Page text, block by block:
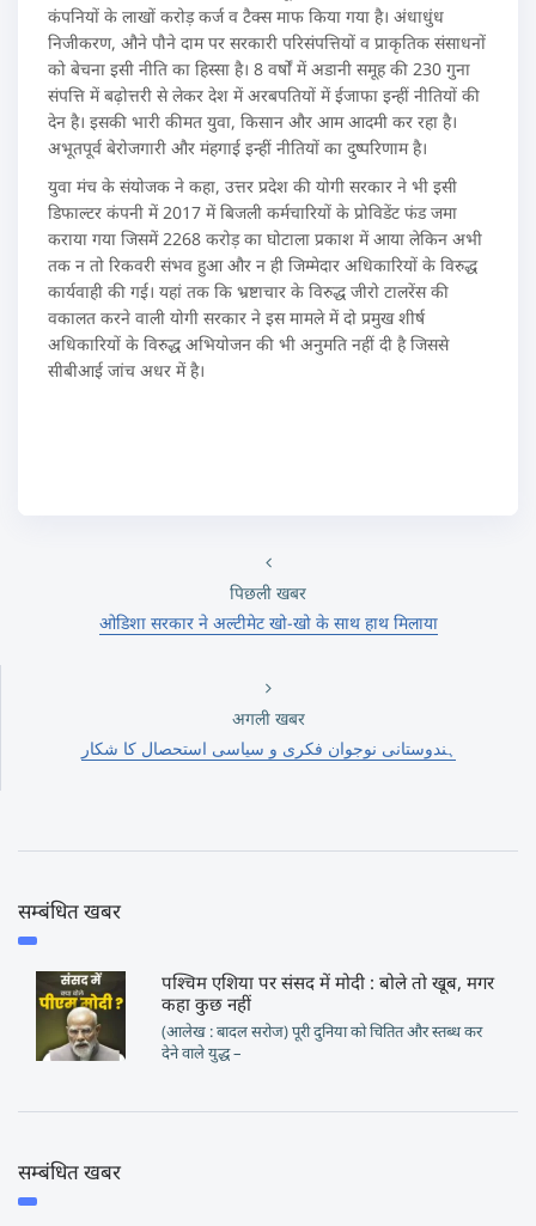
कंपनियों के लाखों करोड़ कर्ज व टैक्स माफ किया गया है। अंधाधुंध
निजीकरण, औने पौने दाम पर सरकारी परिसंपत्तियों व प्राकृतिक संसाधनों
को बेचना इसी नीति का हिस्सा है। 8 वर्षों में अडानी समूह की 230 गुना
संपत्ति में बढ़ोत्तरी से लेकर देश में अरबपतियों में ईजाफा इन्हीं नीतियों की
देन है। इसकी भारी कीमत युवा, किसान और आम आदमी कर रहा है।
अभूतपूर्व बेरोजगारी और मंहगाई इन्हीं नीतियों का दुष्परिणाम है।
युवा मंच के संयोजक ने कहा, उत्तर प्रदेश की योगी सरकार ने भी इसी
डिफाल्टर कंपनी में 2017 में बिजली कर्मचारियों के प्रोविडेंट फंड जमा
कराया गया जिसमें 2268 करोड़ का घोटाला प्रकाश में आया लेकिन अभी
तक न तो रिकवरी संभव हुआ और न ही जिम्मेदार अधिकारियों के विरुद्ध
कार्यवाही की गई। यहां तक कि भ्रष्टाचार के विरुद्ध जीरो टालरेंस की
वकालत करने वाली योगी सरकार ने इस मामले में दो प्रमुख शीर्ष
अधिकारियों के विरुद्ध अभियोजन की भी अनुमति नहीं दी है जिससे
सीबीआई जांच अधर में है।
पिछली खबर
ओडिशा सरकार ने अल्टीमेट खो-खो के साथ हाथ मिलाया
अगली खबर
ہندوستانی نوجوان فکری و سیاسی استحصال کا شکار
सम्बंधित खबर
पश्चिम एशिया पर संसद में मोदी : बोले तो खूब, मगर
कहा कुछ नहीं
(आलेख : बादल सरोज) पूरी दुनिया को चितित और स्तब्ध कर
देने वाले युद्ध –
सम्बंधित खबर